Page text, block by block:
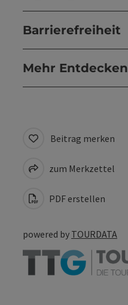
Barrierefreiheit
Mehr Entdecken
Beitrag merken
zum Merkzettel
PDF erstellen
powered by TOURDATA